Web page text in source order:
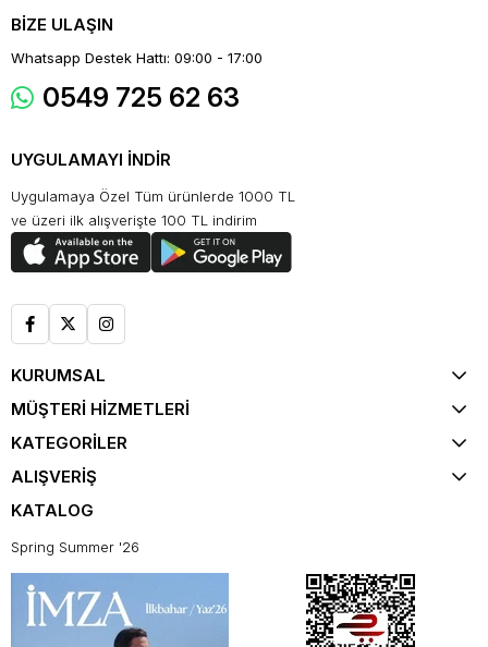
BİZE ULAŞIN
Whatsapp Destek Hattı: 09:00 - 17:00
0549 725 62 63
UYGULAMAYI İNDİR
Uygulamaya Özel Tüm ürünlerde 1000 TL
ve üzeri ilk alışverişte 100 TL indirim
KURUMSAL
MÜŞTERİ HİZMETLERİ
KATEGORİLER
ALIŞVERİŞ
KATALOG
Spring Summer '26